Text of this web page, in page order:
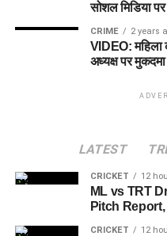
सोशल मिडिया
CRIME 2 years
VIDEO: महिला
अध्यक्ष पर
LATEST
CRICKET 12
ML vs TRT
Pitch
CRICKET 12